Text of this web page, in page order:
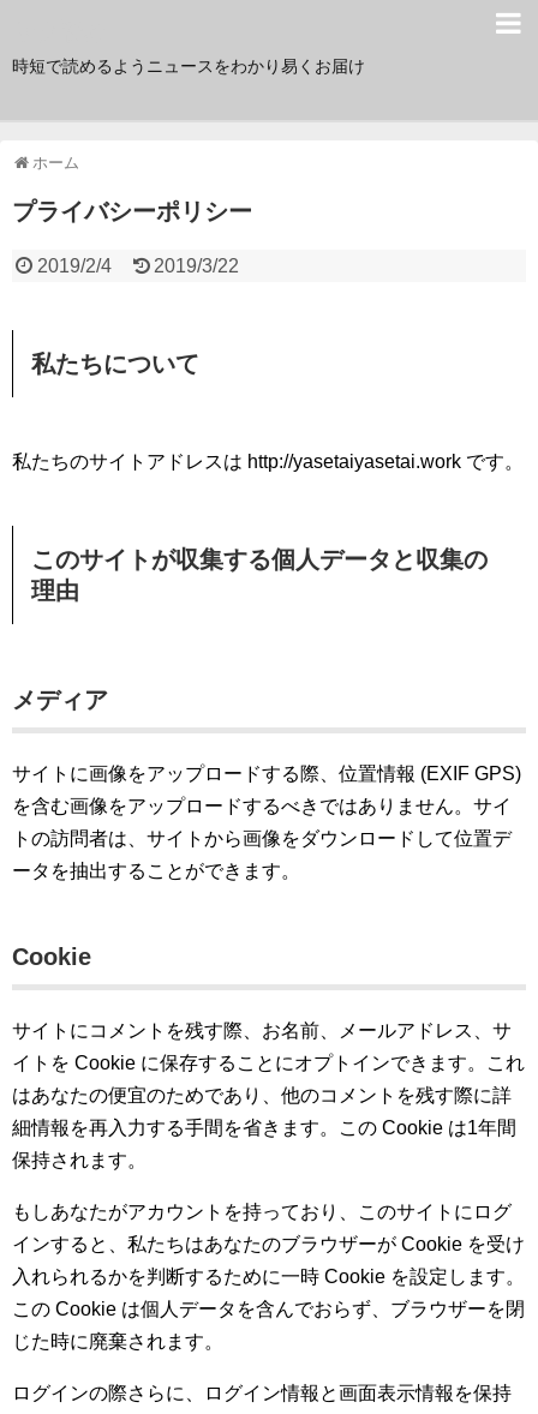
時短で読めるようニュースをわかり易くお届け
ホーム
プライバシーポリシー
2019/2/4 2019/3/22
私たちについて
私たちのサイトアドレスは http://yasetaiyasetai.work です。
このサイトが収集する個人データと収集の
理由
メディア
サイトに画像をアップロードする際、位置情報 (EXIF GPS)
を含む画像をアップロードするべきではありません。サイ
トの訪問者は、サイトから画像をダウンロードして位置デ
ータを抽出することができます。
Cookie
サイトにコメントを残す際、お名前、メールアドレス、サ
イトを Cookie に保存することにオプトインできます。これ
はあなたの便宜のためであり、他のコメントを残す際に詳
細情報を再入力する手間を省きます。この Cookie は1年間
保持されます。
もしあなたがアカウントを持っており、このサイトにログ
インすると、私たちはあなたのブラウザーが Cookie を受け
入れられるかを判断するために一時 Cookie を設定します。
この Cookie は個人データを含んでおらず、ブラウザーを閉
じた時に廃棄されます。
ログインの際さらに、ログイン情報と画面表示情報を保持